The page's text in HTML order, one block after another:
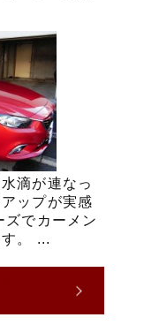
滴が連なっ
ップが実感
ズでカーメン
。 ...